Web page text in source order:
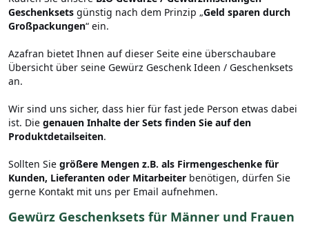
Geschenksets günstig nach dem Prinzip „Geld sparen durch
Großpackungen“ ein.
Azafran bietet Ihnen auf dieser Seite eine überschaubare
Übersicht über seine Gewürz Geschenk Ideen / Geschenksets
an.
Wir sind uns sicher, dass hier für fast jede Person etwas dabei
ist. Die genauen Inhalte der Sets finden Sie auf den
Produktdetailseiten.
Sollten Sie größere Mengen z.B. als Firmengeschenke für
Kunden, Lieferanten oder Mitarbeiter benötigen, dürfen Sie
gerne Kontakt mit uns per Email aufnehmen.
Gewürz Geschenksets für Männer und Frauen